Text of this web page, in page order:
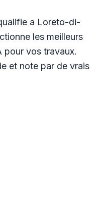
a Loreto-di-
les meilleurs
pour vos travaux.
et note par de vrais